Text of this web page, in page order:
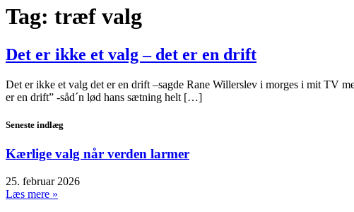
Tag: træf valg
Det er ikke et valg – det er en drift
Det er ikke et valg det er en drift –sagde Rane Willerslev i morges i mit TV
er en drift” -såd´n lød hans sætning helt […]
Seneste indlæg
Kærlige valg når verden larmer
25. februar 2026
Læs mere »